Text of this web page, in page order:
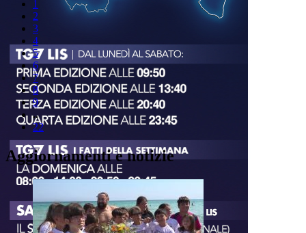
1
2
3
4
5
6
7
8
9
..
22
Aggiornamenti e notizie